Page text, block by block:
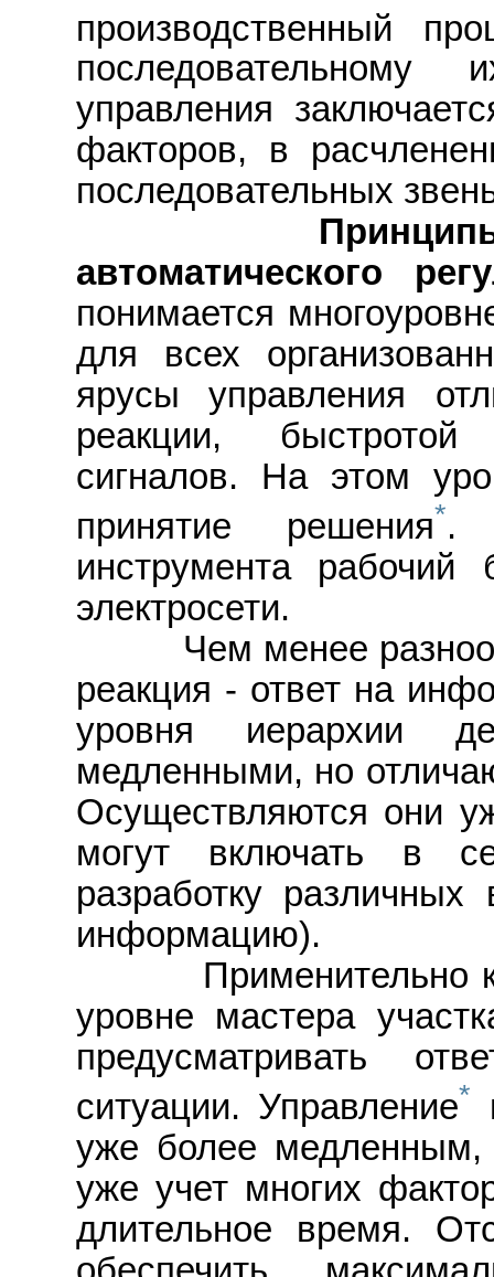
производственный
последовательному
управления
факторов, в
последовательных
Принципы
автоматического
понимается
для всех
ярусы управления
реакции, быстротой
сигналов. На этом
принятие решения*.
инструмента рабочий
электросети.
Чем менее
реакция - ответ на
уровня иерархии
медленными, но
Осуществляются они
могут включать в
разработку
информацию).
Применительно к
уровне мастера
предусматривать
ситуации. Управление*
уже более медленным,
уже учет многих
длительное время.